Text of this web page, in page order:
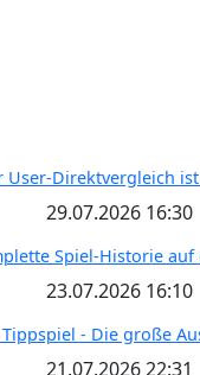
User-Direktvergleich
29.07.2026 16:30
Spiel-Historie auf
23.07.2026 16:10
Tippspiel - Die große
21.07.2026 22:31